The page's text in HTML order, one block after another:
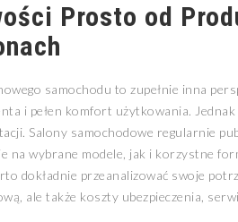
Prosto od
samochodu to zupełnie inna
i pełen komfort użytkowania.
Salony samochodowe regularnie
na wybrane modele, jak i korzystne
dokładnie przeanalizować swoje
ale także koszty ubezpieczenia,